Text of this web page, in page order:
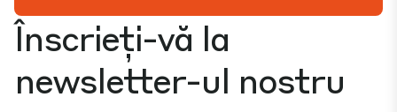
Înscrieți-vă la
newsletter-ul nostru